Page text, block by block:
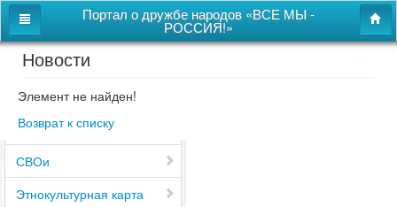
Портал о дружбе народов «ВСЕ МЫ -
РОССИЯ!»
Главная
Дом дружбы народов
Новости
СВОи
Этнокультурная карта
Новости
Элемент не найден!
Возврат к списку